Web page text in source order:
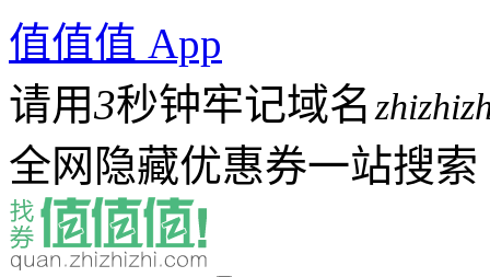
值值值 App
请用3秒钟牢记域名
全网隐藏优惠券一站搜索